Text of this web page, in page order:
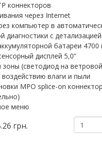
коннекторов
через Internet
компьютер в
диагностики с
батареи
дисплей 5,0”
зоны (светодиод на
влаги и пыли
MPO splice-on
меню
грн.